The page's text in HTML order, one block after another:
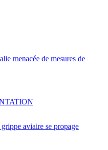
menacée de mesures de
aviaire se propage